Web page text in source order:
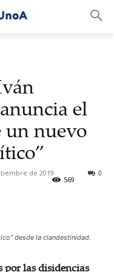
el
nuevo
de 2019 0
569
desde la clandestinidad.
por las disidencias